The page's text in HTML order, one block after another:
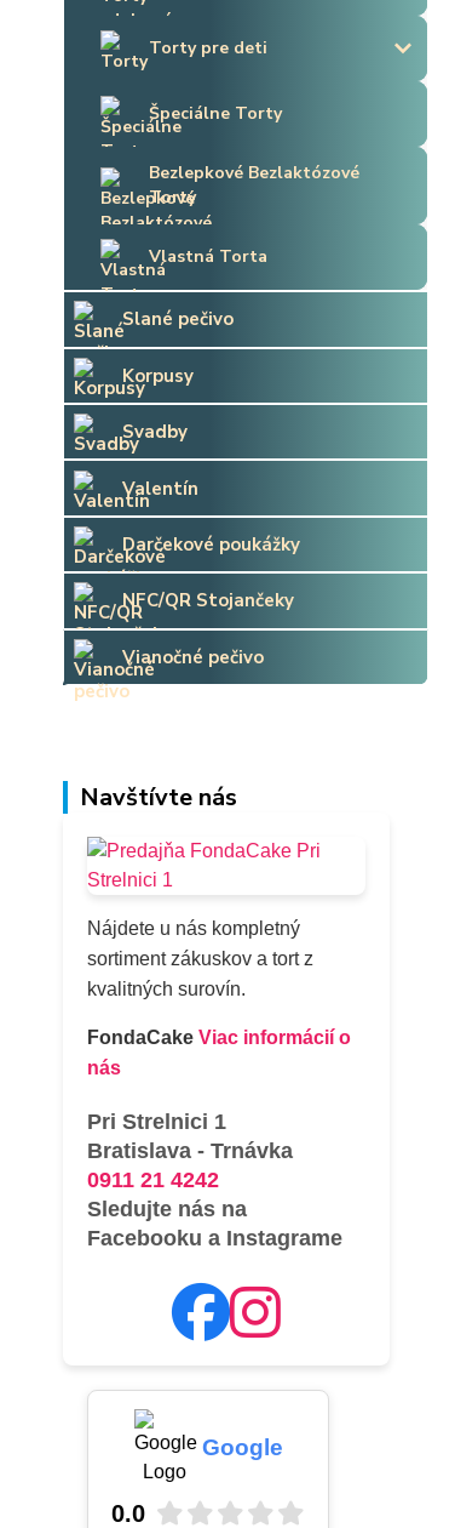
Torty pre deti
Špeciálne Torty
Bezlepkové Bezlaktózové
Torty
Vlastná Torta
Slané pečivo
Korpusy
Svadby
Valentín
Darčekové poukážky
NFC/QR Stojančeky
Vianočné pečivo
Navštívte nás
Nájdete u nás kompletný
sortiment zákuskov a tort z
kvalitných surovín.
FondaCake Viac informácií o
nás
Pri Strelnici 1
Bratislava - Trnávka
0911 21 4242
Sledujte nás na
Facebooku a Instagrame
Google
0.0